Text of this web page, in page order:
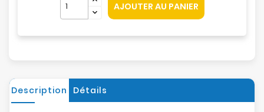
AJOUTER AU PANIER
Description Détails